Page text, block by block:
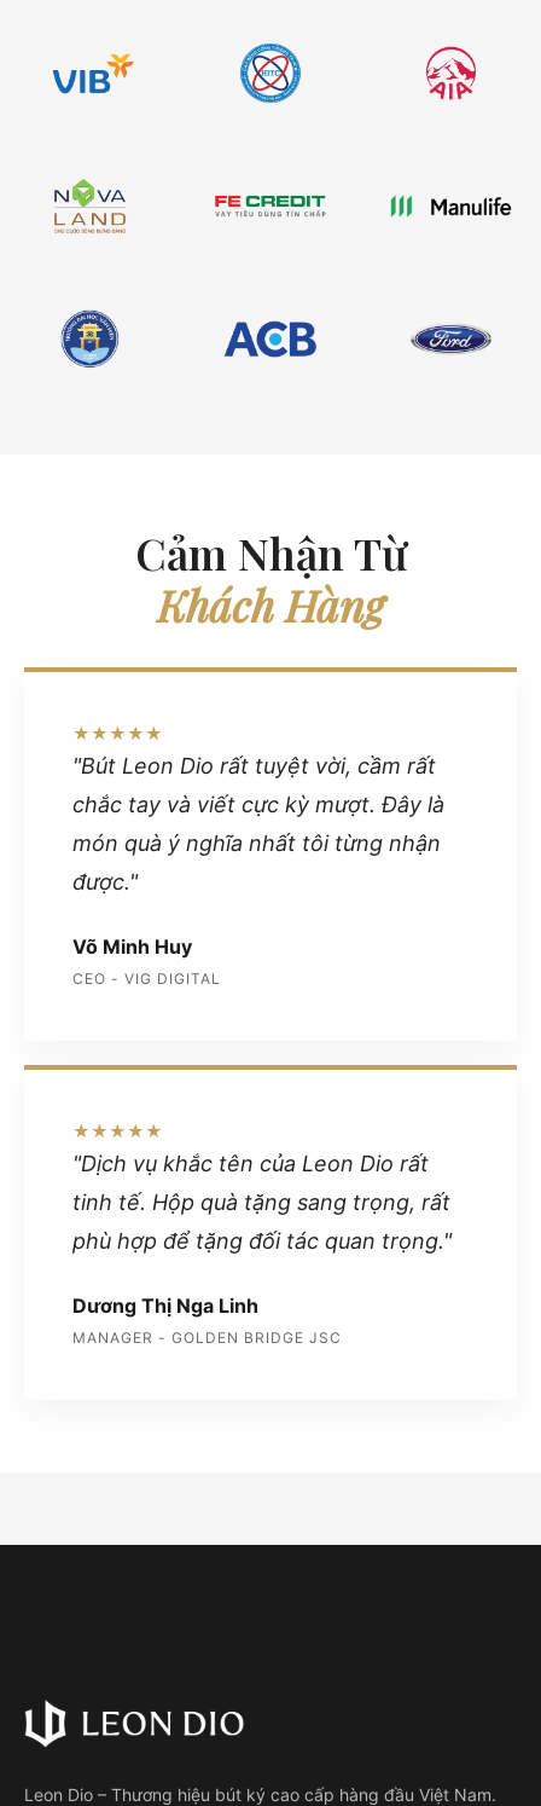
Cảm Nhận Từ
Khách Hàng
★★★★★
"Bút Leon Dio rất tuyệt vời, cầm rất
chắc tay và viết cực kỳ mượt. Đây là
món quà ý nghĩa nhất tôi từng nhận
được."
Võ Minh Huy
CEO - VIG DIGITAL
★★★★★
"Dịch vụ khắc tên của Leon Dio rất
tinh tế. Hộp quà tặng sang trọng, rất
phù hợp để tặng đối tác quan trọng."
Dương Thị Nga Linh
MANAGER - GOLDEN BRIDGE JSC
Leon Dio – Thương hiệu bút ký cao cấp hàng đầu Việt Nam.